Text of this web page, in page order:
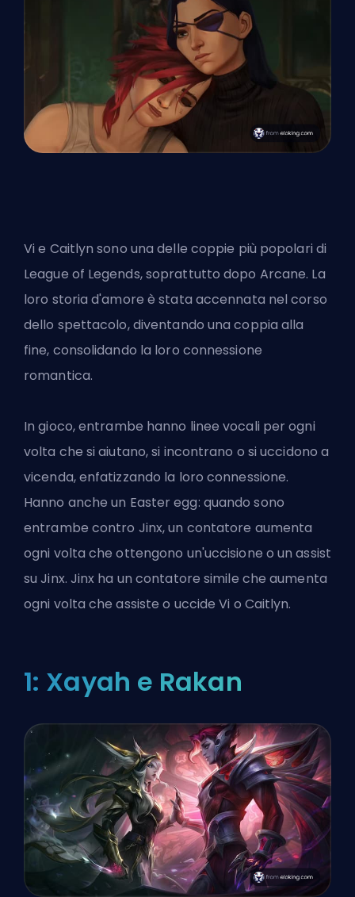
Vi e Caitlyn sono una delle coppie più popolari di
League of Legends, soprattutto dopo Arcane. La
loro storia d'amore è stata accennata nel corso
dello spettacolo, diventando una coppia alla
fine, consolidando la loro connessione
romantica.
In gioco, entrambe hanno linee vocali per ogni
volta che si aiutano, si incontrano o si uccidono a
vicenda, enfatizzando la loro connessione.
Hanno anche un Easter egg: quando sono
entrambe contro Jinx, un contatore aumenta
ogni volta che ottengono un'uccisione o un assist
su Jinx. Jinx ha un contatore simile che aumenta
ogni volta che assiste o uccide Vi o Caitlyn.
1: Xayah e Rakan